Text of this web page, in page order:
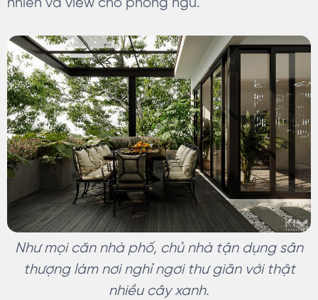
nhiên và view cho phòng ngủ.
Như mọi căn nhà phố, chủ nhà tận dụng sân
thượng làm nơi nghỉ ngơi thư giãn với thật
nhiều cây xanh.